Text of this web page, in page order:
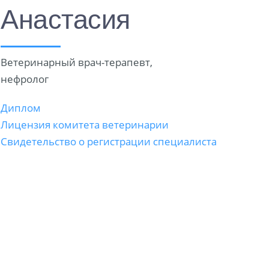
Анастасия
Ветеринарный врач-терапевт,
нефролог
Диплом
Лицензия комитета ветеринарии
Свидетельство о регистрации специалиста